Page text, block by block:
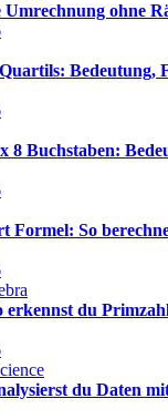
ohne
Bedeutung,
8 Buchstaben:
Formel: So
erkennst du
du Daten